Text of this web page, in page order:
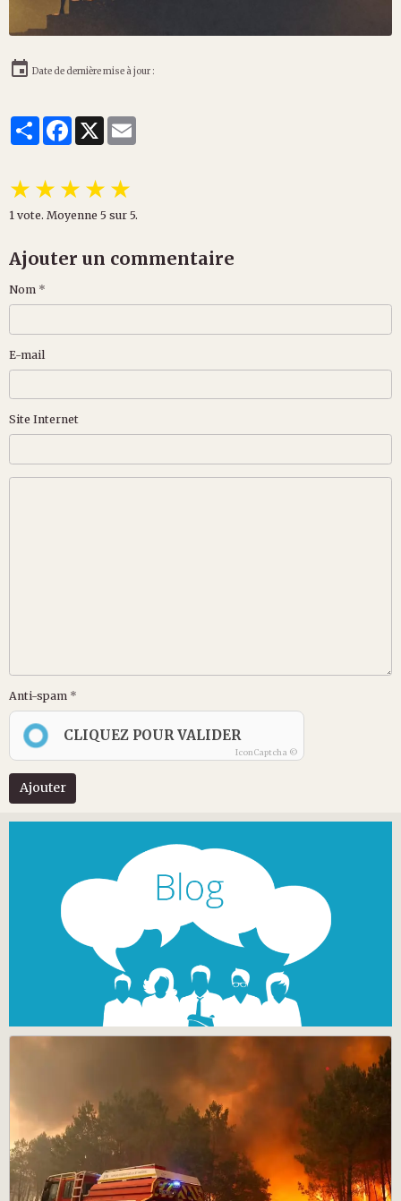
Date de dernière mise à jour :
PartagerFacebook
X
★★★★★
1 vote. Moyenne 5 sur 5.
Ajouter un commentaire
Nom
E-mail
Site Internet
Anti-spam
CLIQUEZ POUR VALIDER
IconCaptcha ©
Ajouter